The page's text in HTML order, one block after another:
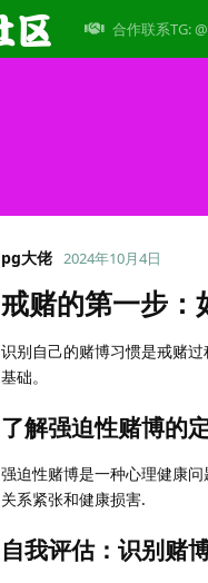
合作联系TG:
pg大佬 2024年10月4日
戒赌的第一步：
识别自己的赌博习惯是戒赌
基础。
了解强迫性赌博的
强迫性赌博是一种心理健康
关系紧张和健康损害.
自我评估：识别赌